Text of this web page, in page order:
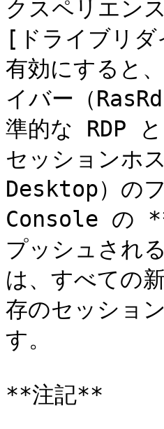
クスペリエン
[ドライブリ
有効にすると
イバー（
準的な RDP
セッションホ
Desktop）の
Console の
プッシュされ
は、すべての
存のセッショ
す。
**注記**